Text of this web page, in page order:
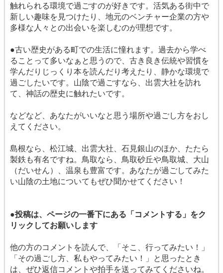
触れられる環境で過ごすのが好きです。活気ある街中で
新しい趣味を見つけたり、地元のベンチャー企業の方や
多様な人々との出会いを楽しむのが理想です。
●古い歴史がある町での生活に憧れます。過去から学べ
ることって多いなぁと思うので、古き良き伝統や習慣を
学んだりじっくり本を読んだり考えたり、静かな環境で
過ごしたいです。山陰で過ごすなら、出雲大社を訪れ
て、神話の歴史に触れたいです。
などなど、あなたがいいなと思う場所や過ごし方をおし
えてください。
島根なら、松江城、出雲大社、石見銀山のほか、たたら
製鉄も有名ですね。鳥取なら、鳥取砂丘や鳥取城、大山
（だいせん）、温泉も豊富です。あなたが過ごしてみた
い山陰の土地についてもぜひ聞かせてください！
●投稿は、ページの一番下にある「コメントする」をク
リックしてお願いします
他の方のコメントを読んで、「そこ、行ってみたい！」
「その過ごし方、私もやってみたい！」と思ったとき
は、ぜひ返信コメントや拍手を送ってみてくださいね。